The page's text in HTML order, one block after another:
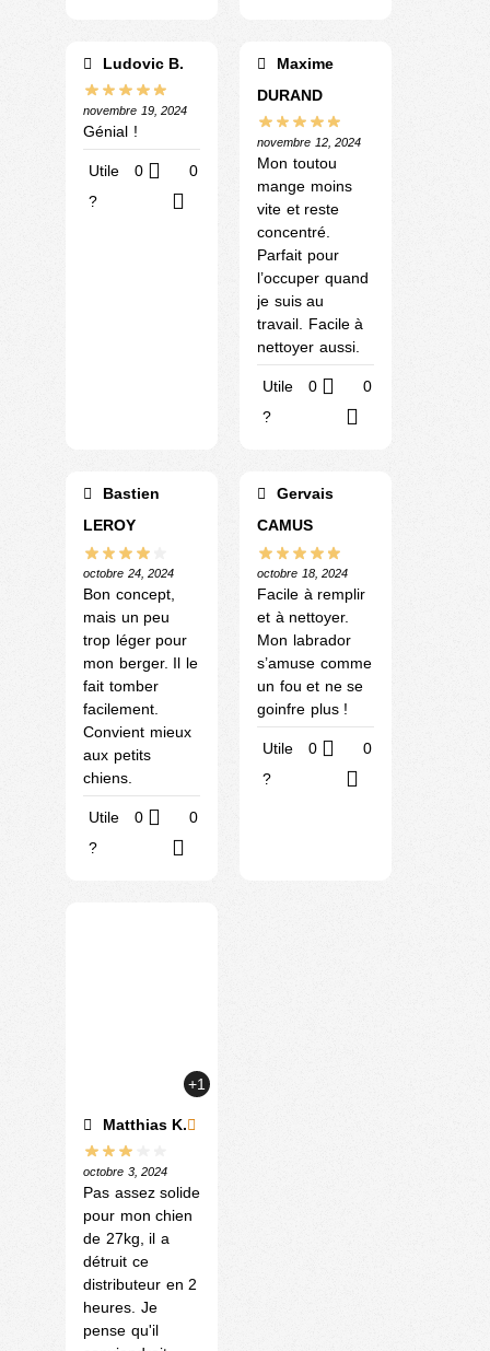
Ludovic B.
novembre 19, 2024
Génial !
Utile
?
0 0
Maxime
DURAND
novembre 12, 2024
Mon toutou
mange moins
vite et reste
concentré.
Parfait pour
l’occuper quand
je suis au
travail. Facile à
nettoyer aussi.
Utile
?
0 0
Bastien
LEROY
octobre 24, 2024
Bon concept,
mais un peu
trop léger pour
mon berger. Il le
fait tomber
facilement.
Convient mieux
aux petits
chiens.
Utile
?
0 0
Gervais
CAMUS
octobre 18, 2024
Facile à remplir
et à nettoyer.
Mon labrador
s’amuse comme
un fou et ne se
goinfre plus !
Utile
?
0 0
+1
Matthias K.
octobre 3, 2024
Pas assez solide
pour mon chien
de 27kg, il a
détruit ce
distributeur en 2
heures. Je
pense qu'il